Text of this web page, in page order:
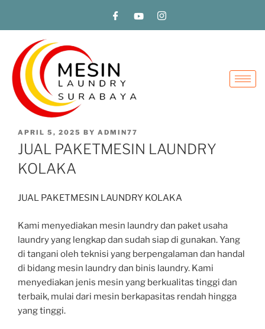
APRIL 5, 2025 BY ADMIN77
JUAL PAKETMESIN LAUNDRY
KOLAKA
JUAL PAKETMESIN LAUNDRY KOLAKA
Kami menyediakan mesin laundry dan paket usaha
laundry yang lengkap dan sudah siap di gunakan. Yang
di tangani oleh teknisi yang berpengalaman dan handal
di bidang mesin laundry dan binis laundry. Kami
menyediakan jenis mesin yang berkualitas tinggi dan
terbaik, mulai dari mesin berkapasitas rendah hingga
yang tinggi.